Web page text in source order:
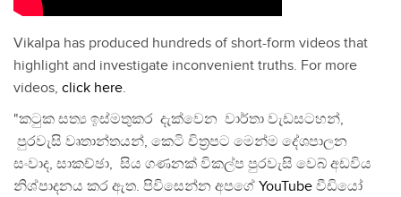
Vikalpa has produced hundreds of short-form videos that
highlight and investigate inconvenient truths. For more
videos, click here.
"කටුක සත්‍ය ඉස්මතුකර දැක්වෙන වාර්තා වැඩසටහන්,
පුරවැසි වෘතාන්තයන්, කෙටි චිත්‍රපට මෙන්ම දේශපාලන
සංවාද, සාකච්ඡා, සිය ගණනක් විකල්ප පුරවැසි වෙබ් අඩවිය
නිශ්පාදනය කර ඇත. පිවිසෙන්න අපගේ YouTube වීඩියෝ